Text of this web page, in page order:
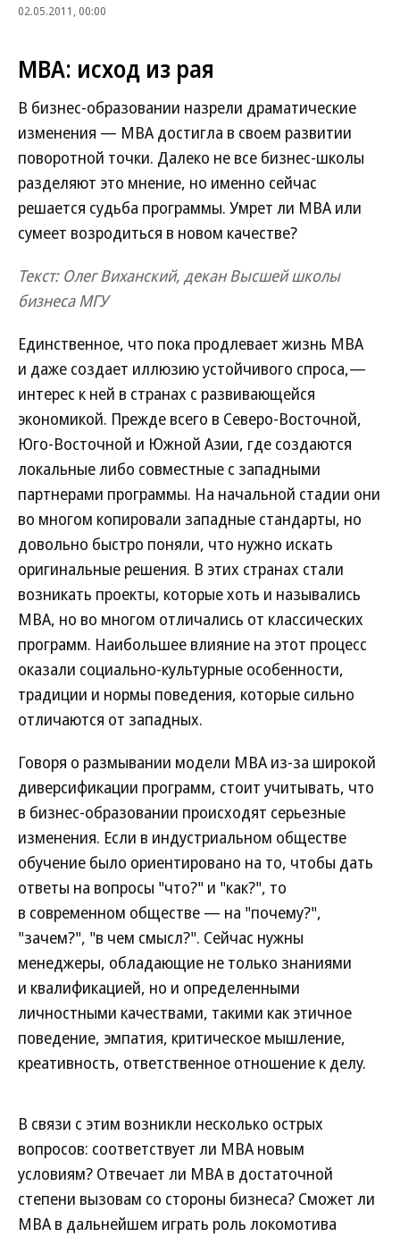
02.05.2011, 00:00
МВА: исход из рая
В бизнес-образовании назрели драматические
изменения — MBA достигла в своем развитии
поворотной точки. Далеко не все бизнес-школы
разделяют это мнение, но именно сейчас
решается судьба программы. Умрет ли MBA или
сумеет возродиться в новом качестве?
Текст: Олег Виханский, декан Высшей школы
бизнеса МГУ
Единственное, что пока продлевает жизнь MBA
и даже создает иллюзию устойчивого спроса,—
интерес к ней в странах с развивающейся
экономикой. Прежде всего в Северо-Восточной,
Юго-Восточной и Южной Азии, где создаются
локальные либо совместные с западными
партнерами программы. На начальной стадии они
во многом копировали западные стандарты, но
довольно быстро поняли, что нужно искать
оригинальные решения. В этих странах стали
возникать проекты, которые хоть и назывались
МВА, но во многом отличались от классических
программ. Наибольшее влияние на этот процесс
оказали социально-культурные особенности,
традиции и нормы поведения, которые сильно
отличаются от западных.
Говоря о размывании модели МВА из-за широкой
диверсификации программ, стоит учитывать, что
в бизнес-образовании происходят серьезные
изменения. Если в индустриальном обществе
обучение было ориентировано на то, чтобы дать
ответы на вопросы "что?" и "как?", то
в современном обществе — на "почему?",
"зачем?", "в чем смысл?". Сейчас нужны
менеджеры, обладающие не только знаниями
и квалификацией, но и определенными
личностными качествами, такими как этичное
поведение, эмпатия, критическое мышление,
креативность, ответственное отношение к делу.
В связи с этим возникли несколько острых
вопросов: соответствует ли МВА новым
условиям? Отвечает ли МВА в достаточной
степени вызовам со стороны бизнеса? Сможет ли
МВА в дальнейшем играть роль локомотива